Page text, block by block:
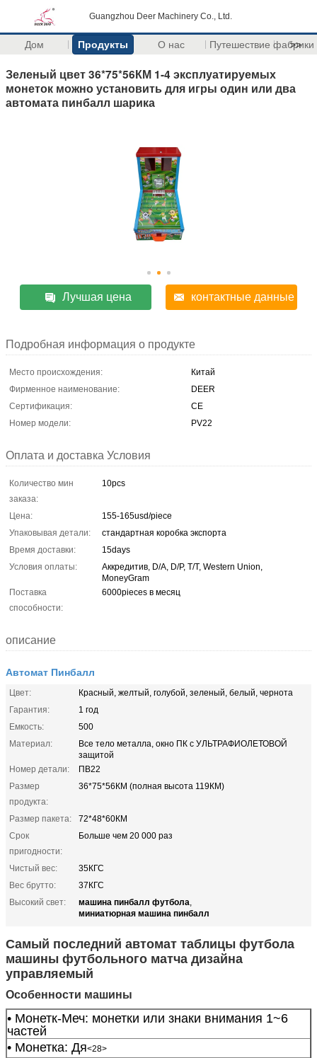
Guangzhou Deer Machinery Co., Ltd.
Дом Продукты О нас Путешествие фабрики
>>
Зеленый цвет 36*75*56КМ 1-4 эксплуатируемых
монеток можно установить для игры один или два
автомата пинбалл шарика
Лучшая цена контактные данные
Подробная информация о продукте
Место происхождения:
Китай
Фирменное наименование:
DEER
Сертификация:
CE
Номер модели:
PV22
Оплата и доставка Условия
Количество мин
заказа:
10pcs
Цена:
155-165usd/piece
Упаковывая детали:
стандартная коробка экспорта
Время доставки:
15days
Условия оплаты:
Аккредитив, D/A, D/P, T/T, Western Union,
MoneyGram
Поставка
способности:
6000pieces в месяц
описание
Автомат Пинбалл
Цвет:
Красный, желтый, голубой, зеленый, белый, чернота
Гарантия:
1 год
Емкость:
500
Материал:
Все тело металла, окно ПК с УЛЬТРАФИОЛЕТОВОЙ
защитой
Номер детали:
ПВ22
Размер
продукта:
36*75*56КМ (полная высота 119КМ)
Размер пакета:
72*48*60КМ
Срок
пригодности:
Больше чем 20 000 раз
Чистый вес:
35КГС
Вес брутто:
37КГС
Высокий свет:
машина пинбалл футбола,
миниатюрная машина пинбалл
Самый последний автомат таблицы футбола
машины футбольного матча дизайна
управляемый
Особенности машины
• Монетк-Меч: монетки или знаки внимания 1~6
частей
• Монетка: Дя<28>